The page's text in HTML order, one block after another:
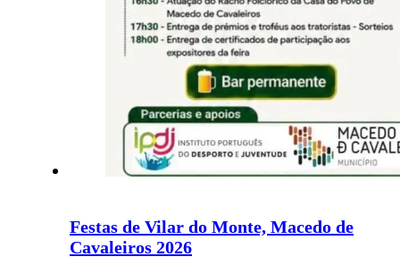
Festas de Vilar do Monte, Macedo de
Cavaleiros 2026